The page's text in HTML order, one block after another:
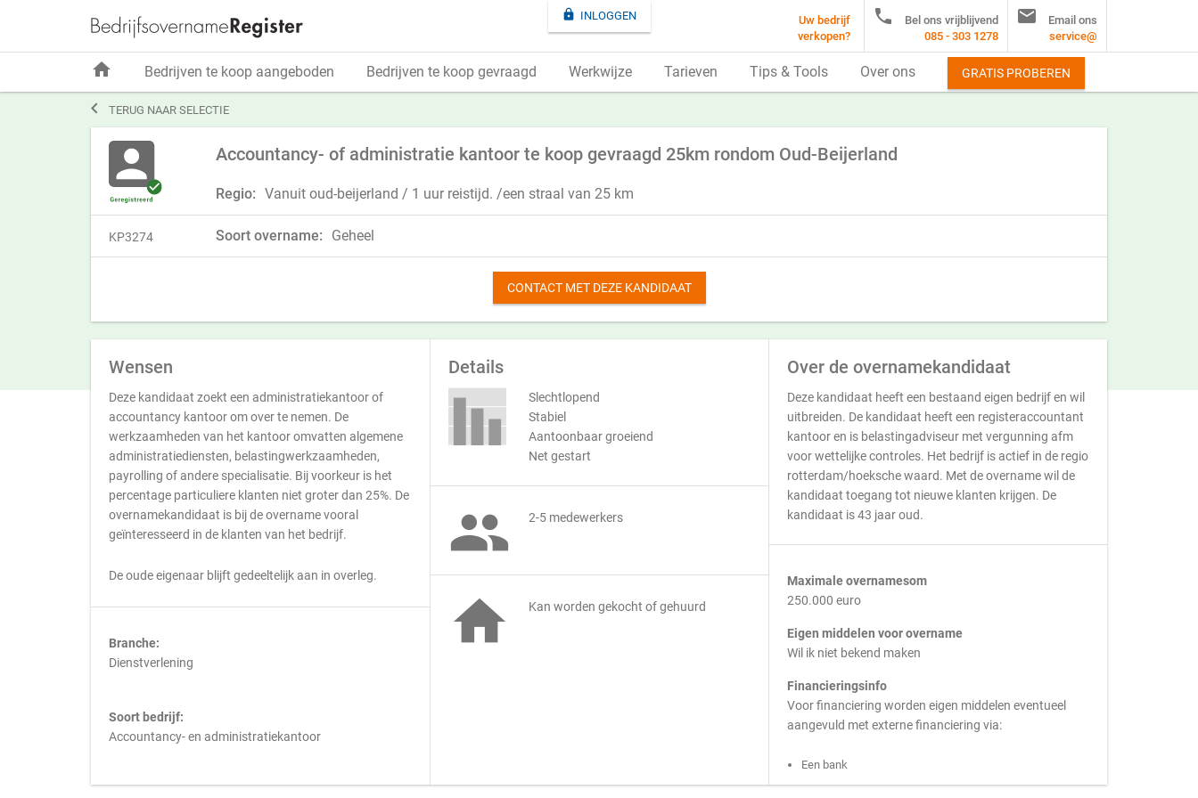
 TERUG NAAR SELECTIE
Accountancy- of administratie kantoor te koop gevraagd 25km rondom Oud-Beijerland
Regio: Vanuit oud-beijerland / 1 uur reistijd. /een straal van 25 km
KP3274 Soort overname: Geheel
CONTACT MET DEZE KANDIDAAT
Wensen
Deze kandidaat zoekt een administratiekantoor of
accountancy kantoor om over te nemen. De
werkzaamheden van het kantoor omvatten algemene
administratiediensten, belastingwerkzaamheden,
payrolling of andere specialisatie. Bij voorkeur is het
percentage particuliere klanten niet groter dan 25%. De
overnamekandidaat is bij de overname vooral
geïnteresseerd in de klanten van het bedrijf.
De oude eigenaar blijft gedeeltelijk aan in overleg.
Branche:
Dienstverlening
Soort bedrijf:
Accountancy- en administratiekantoor
Details
Slechtlopend
Stabiel
Aantoonbaar groeiend
Net gestart
 2-5 medewerkers
 Kan worden gekocht of gehuurd
Over de overnamekandidaat
Deze kandidaat heeft een bestaand eigen bedrijf en wil
uitbreiden. De kandidaat heeft een registeraccountant
kantoor en is belastingadviseur met vergunning afm
voor wettelijke controles. Het bedrijf is actief in de regio
rotterdam/hoeksche waard. Met de overname wil de
kandidaat toegang tot nieuwe klanten krijgen. De
kandidaat is 43 jaar oud.
Maximale overnamesom
250.000 euro
Eigen middelen voor overname
Wil ik niet bekend maken
Financieringsinfo
Voor financiering worden eigen middelen eventueel
aangevuld met externe financiering via:
Een bank
 INLOGGEN
Uw bedrijf
verkopen?

Bel ons vrijblijvend
085 - 303 1278

Email ons
service@
home Bedrijven te koop aangeboden Bedrijven te koop gevraagd Werkwijze Tarieven Tips & Tools Over ons GRATIS PROBEREN